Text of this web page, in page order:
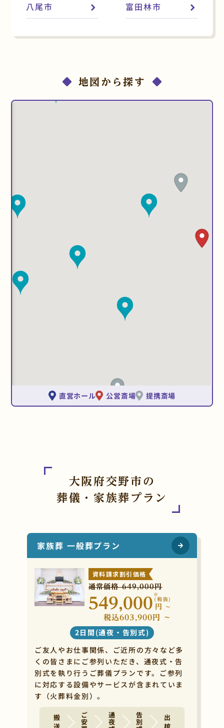
八尾市 富田林市
地図から探す
直営ホール 公営斎場 提携斎場
大阪府交野市の
葬儀・家族葬プラン
家族葬 一般葬プラン
資料請求割引価格
通常価格 649,000円
549,000
※
円
(税抜)
~
税込603,900円 ~
2日間(通夜・告別式)
ご友人やお仕事関係、ご近所の方々など多
くの皆さまにご参列いただき、通夜式・告
別式を執り行うご葬儀プランです。ご参列
に対応する設備やサービスが含まれていま
す（火葬料金別）。
搬 送 ご安置 通夜式 告別式 出 棺